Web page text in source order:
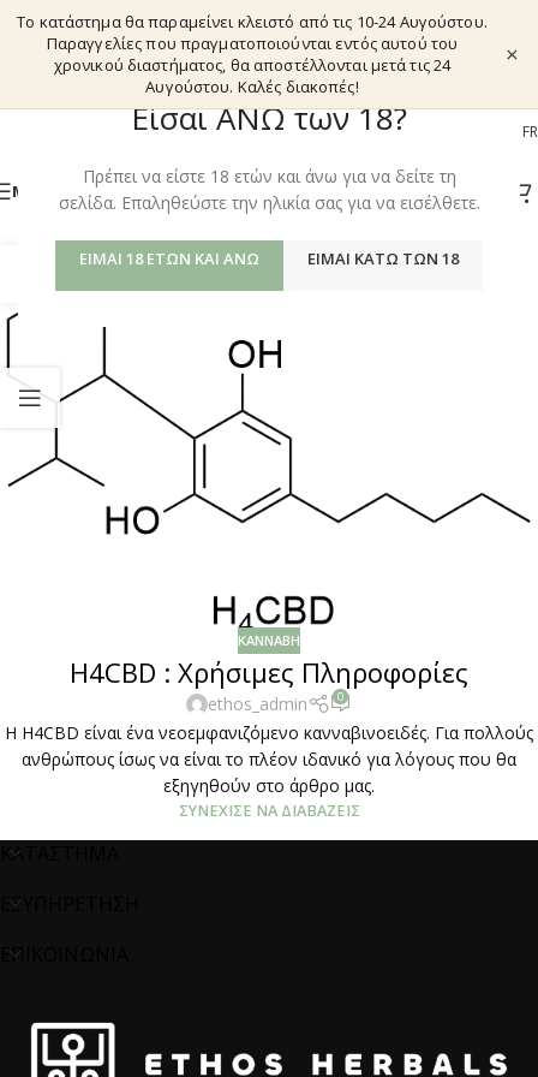
Είσαι ΑΝΩ των 18?
Πρέπει να είστε 18 ετών και άνω για να δείτε τη
σελίδα. Επαληθεύστε την ηλικία σας για να εισέλθετε.
ΕΊΜΑΙ 18 ΕΤΏΝ ΚΑΙ ΆΝΩ ΕΊΜΑΙ ΚΆΤΩ ΤΩΝ 18
Το κατάστημα θα παραμείνει κλειστό από τις 10-24 Αυγούστου.
Παραγγελίες που πραγματοποιούνται εντός αυτού του
χρονικού διαστήματος, θα αποστέλλονται μετά τις 24
Αυγούστου. Καλές διακοπές!
×
EL FR
ΜΕΝΟΎ
ΚΆΝΝΑΒΗ
H4CBD : Χρήσιμες Πληροφορίες
ethos_admin 0
H H4CBD είναι ένα νεοεμφανιζόμενο κανναβινοειδές. Για πολλούς
ανθρώπους ίσως να είναι το πλέον ιδανικό για λόγους που θα
εξηγηθούν στο άρθρο μας.
ΣΥΝΈΧΙΣΕ ΝΑ ΔΙΑΒΆΖΕΙΣ
ΚΑΤΑΣΤΗΜΑ
ΕΞΥΠΗΡΕΤΗΣΗ
ΕΠΙΚΟΙΝΩΝΙΑ